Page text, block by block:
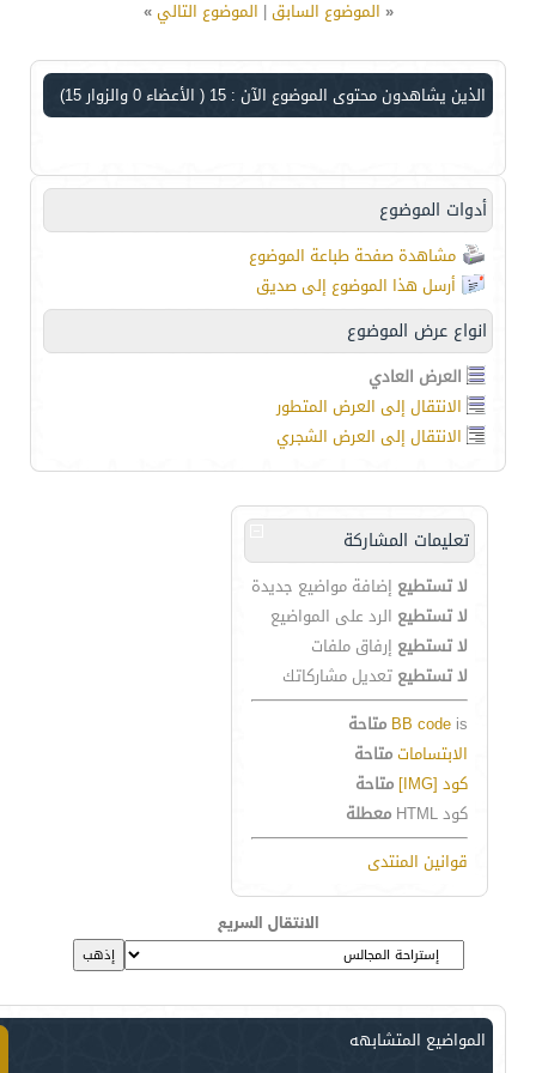
« الموضوع السابق| الموضوع التالي»
الذين يشاهدون محتوى الموضوع الآن : 15 ( الأعضاء 0 والزوار 15)
أدوات الموضوع
مشاهدة صفحة طباعة الموضوع
أرسل هذا الموضوع إلى صديق
انواع عرض الموضوع
العرض العادي
الانتقال إلى العرض المتطور
الانتقال إلى العرض الشجري
تعليمات المشاركة
لا تستطيع إضافة مواضيع جديدة
لا تستطيع الرد على المواضيع
لا تستطيع إرفاق ملفات
لا تستطيع تعديل مشاركاتك
BB code is
متاحة
الابتساماتمتاحة
كود [IMG]
متاحة
كود HTML
معطلة
قوانين المنتدى
الانتقال السريع
المواضيع المتشابهه